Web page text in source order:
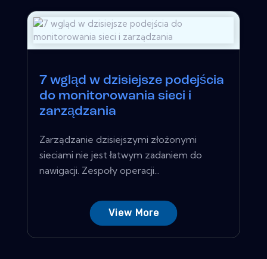
7 wgląd w dzisiejsze podejścia
do monitorowania sieci i
zarządzania
Zarządzanie dzisiejszymi złożonymi
sieciami nie jest łatwym zadaniem do
nawigacji. Zespoły operacji...
View More